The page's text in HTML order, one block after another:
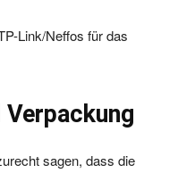
Link/Neffos für das
sagen, dass die